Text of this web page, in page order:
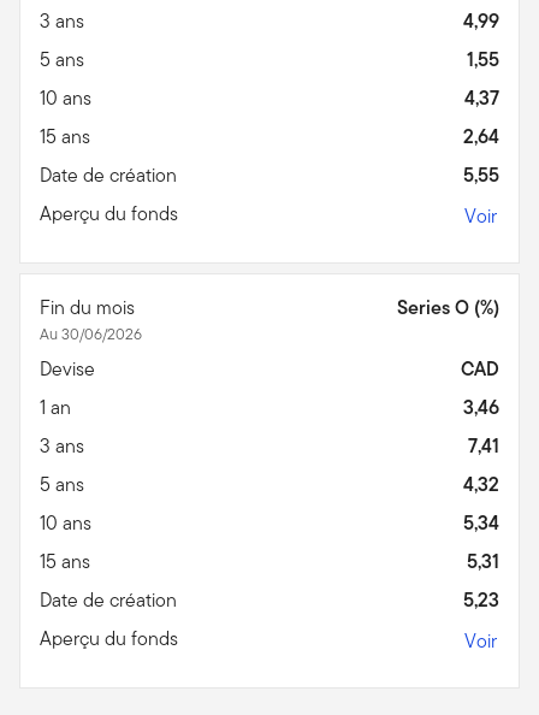
3 ans
4,99
5 ans
1,55
10 ans
4,37
15 ans
2,64
Date de création
5,55
Aperçu du fonds
Voir
Fin du mois
Au 30/06/2026
Series O (%)
Devise
CAD
1 an
3,46
3 ans
7,41
5 ans
4,32
10 ans
5,34
15 ans
5,31
Date de création
5,23
Aperçu du fonds
Voir